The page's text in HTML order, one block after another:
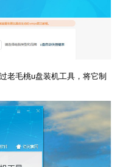
老毛桃u盘装机工具，将它制